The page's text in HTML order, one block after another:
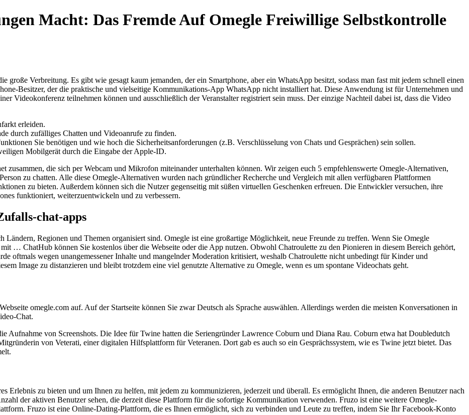
Macht: Das Fremde Auf Omegle Freiwillige Selbstkontrolle
große Verbreitung. Es gibt wie gesagt kaum jemanden, der ein Smartphone, aber ein WhatsApp besitzt, sodass man fast mit jedem schnell einen
Besitzer, der die praktische und vielseitige Kommunikations-App WhatsApp nicht installiert hat. Diese Anwendung ist für Unternehmen und
Videokonferenz teilnehmen können und ausschließlich der Veranstalter registriert sein muss. Der einzige Nachteil dabei ist, dass die Video
erleiden.
durch zufälliges Chatten und Videoanrufe zu finden.
Sie benötigen und wie hoch die Sicherheitsanforderungen (z.B. Verschlüsselung von Chats und Gesprächen) sein sollen.
Mobilgerät durch die Eingabe der Apple-ID.
zusammen, die sich per Webcam und Mikrofon miteinander unterhalten können. Wir zeigen euch 5 empfehlenswerte Omegle-Alternativen,
zu chatten. Alle diese Omegle-Alternativen wurden nach gründlicher Recherche und Vergleich mit allen verfügbaren Plattformen
zu bieten. Außerdem können sich die Nutzer gegenseitig mit süßen virtuellen Geschenken erfreuen. Die Entwickler versuchen, ihre
funktioniert, weiterzuentwickeln und zu verbessern.
chat-apps
Ländern, Regionen und Themen organisiert sind. Omegle ist eine großartige Möglichkeit, neue Freunde zu treffen. Wenn Sie Omegle
… ChatHub können Sie kostenlos über die Webseite oder die App nutzen. Obwohl Chatroulette zu den Pionieren in diesem Bereich gehört,
oftmals wegen unangemessener Inhalte und mangelnder Moderation kritisiert, weshalb Chatroulette nicht unbedingt für Kinder und
Image zu distanzieren und bleibt trotzdem eine viel genutzte Alternative zu Omegle, wenn es um spontane Videochats geht.
omegle.com auf. Auf der Startseite können Sie zwar Deutsch als Sprache auswählen. Allerdings werden die meisten Konversationen in
Chat.
Aufnahme von Screenshots. Die Idee für Twine hatten die Seriengründer Lawrence Coburn und Diana Rau. Coburn etwa hat Doubledutch
von Veterati, einer digitalen Hilfsplattform für Veteranen. Dort gab es auch so ein Gesprächssystem, wie es Twine jetzt bietet. Das
Erlebnis zu bieten und um Ihnen zu helfen, mit jedem zu kommunizieren, jederzeit und überall. Es ermöglicht Ihnen, die anderen Benutzer nach
der aktiven Benutzer sehen, die derzeit diese Plattform für die sofortige Kommunikation verwenden. Fruzo ist eine weitere Omegle-
Fruzo ist eine Online-Dating-Plattform, die es Ihnen ermöglicht, sich zu verbinden und Leute zu treffen, indem Sie Ihr Facebook-Konto